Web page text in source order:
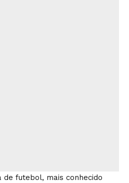
de futebol, mais conhecido